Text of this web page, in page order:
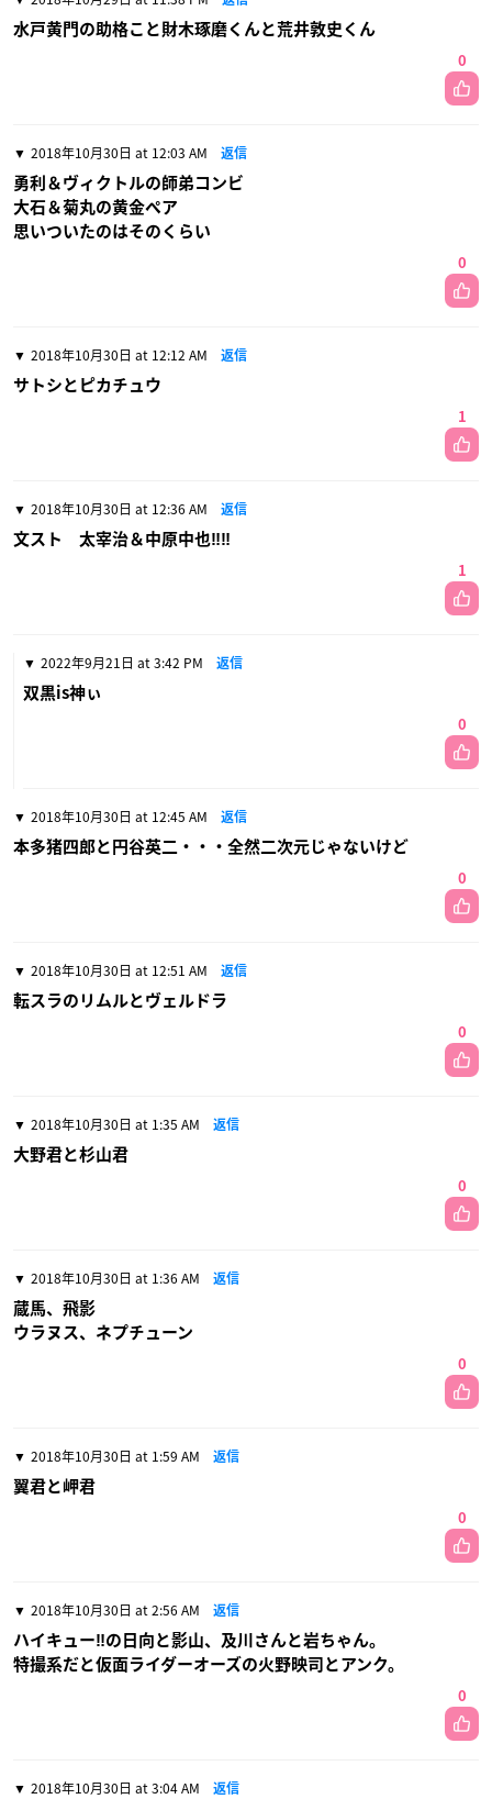
水戸黄門の助格こと財木琢磨くんと荒井敦史くん
0
2018年10月30日 at 12:03 AM 返信
勇利＆ヴィクトルの師弟コンビ
大石＆菊丸の黄金ペア
思いついたのはそのくらい
0
2018年10月30日 at 12:12 AM 返信
サトシとピカチュウ
1
2018年10月30日 at 12:36 AM 返信
文スト 太宰治＆中原中也‼‼
1
2022年9月21日 at 3:42 PM 返信
双黒is神ぃ
0
2018年10月30日 at 12:45 AM 返信
本多猪四郎と円谷英二・・・全然二次元じゃないけど
0
2018年10月30日 at 12:51 AM 返信
転スラのリムルとヴェルドラ
0
2018年10月30日 at 1:35 AM 返信
大野君と杉山君
0
2018年10月30日 at 1:36 AM 返信
蔵馬、飛影
ウラヌス、ネプチューン
0
2018年10月30日 at 1:59 AM 返信
翼君と岬君
0
2018年10月30日 at 2:56 AM 返信
ハイキュー‼︎の日向と影山、及川さんと岩ちゃん。
特撮系だと仮面ライダーオーズの火野映司とアンク。
0
2018年10月30日 at 3:04 AM 返信